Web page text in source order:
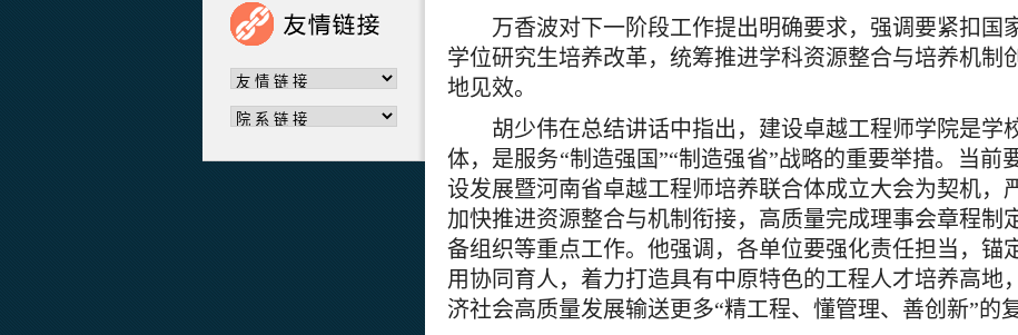
万香波对下一阶段工作提出明确要求，强调要紧扣国
学位研究生培养改革，统筹推进学科资源整合与培养机制
地见效。
胡少伟在总结讲话中指出，建设卓越工程师学院是学
体，是服务“制造强国”“制造强省”战略的重要举措。当前
设发展暨河南省卓越工程师培养联合体成立大会为契机，
加快推进资源整合与机制衔接，高质量完成理事会章程制
备组织等重点工作。他强调，各单位要强化责任担当，锚
用协同育人，着力打造具有中原特色的工程人才培养高地
济社会高质量发展输送更多“精工程、懂管理、善创新”的